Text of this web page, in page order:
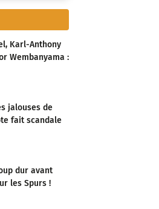
Karl-Anthony
Wembanyama :
jalouses de
fait scandale
dur avant
les Spurs !